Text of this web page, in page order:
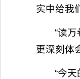
实中给我
“读
更深刻体
“今